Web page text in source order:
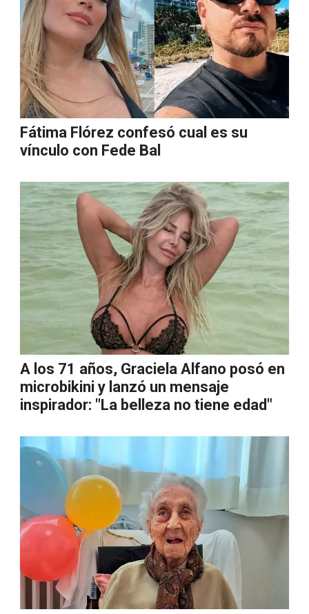
Fátima Flórez confesó cual es su
vínculo con Fede Bal
A los 71 años, Graciela Alfano posó en
microbikini y lanzó un mensaje
inspirador: "La belleza no tiene edad"